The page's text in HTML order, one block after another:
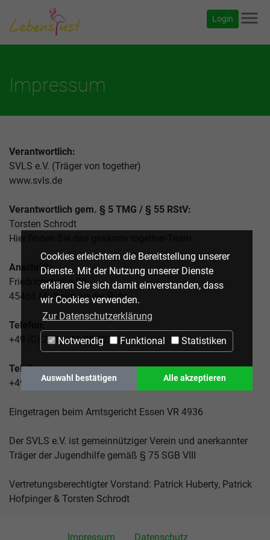
Cookies erleichtern die Bereitstellung unserer
Dienste. Mit der Nutzung unserer Dienste
erklären Sie sich damit einverstanden, dass
wir Cookies verwenden.
Zur Datenschutzerklärung
Notwendig Funktional Statistiken
Auswahl bestätigen Alle akzeptieren
Login menu
Impressum
Verantwortlich:
SVLS e.V. (Träger von together)
www.svls.de
Verantwortlich gem. § 5 TMG / § 55 RStV:
Torsten Schrodt
Hier finden Sie das gesamte together-Team.
Anschrift:
Friedrichstraße 20
45468 Mülheim an der Ruhr
Telefon:
+49 (0) 208 – 41 25 921
Telefax:
+49 (0) 208 – 41 25 587
Eingetragen beim Amtsgericht Essen VR 4936
Der SVLS e.V. ist gemeinnütziger Verein und anerkannter
Träger der Jugendhilfe gemäß § 75 SGB VIII
Vertretungsberechtigter Vorstand: Patrick Huberty, Patrick
Hofpinger & Torsten Schrodt
Impressum Datenschutz